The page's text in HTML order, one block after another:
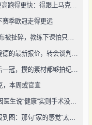
杰伦·布朗自曝今夏减重近7磅！跳得更高跑得更快：得跟上马克西、勒布朗的节奏
赛季欧冠走得更远
狄龙直播爆料：老詹赴费城只为冲最后一冠，攒的素材都够拍纪录片了
，本周或官宣
奥拉迪波自曝：曾拒8000万合同，只因医生说“健康”实则手术没做好
新篇章启幕！开拓者晒莫兰特训练场报到图：那句“家的感觉”太戳人